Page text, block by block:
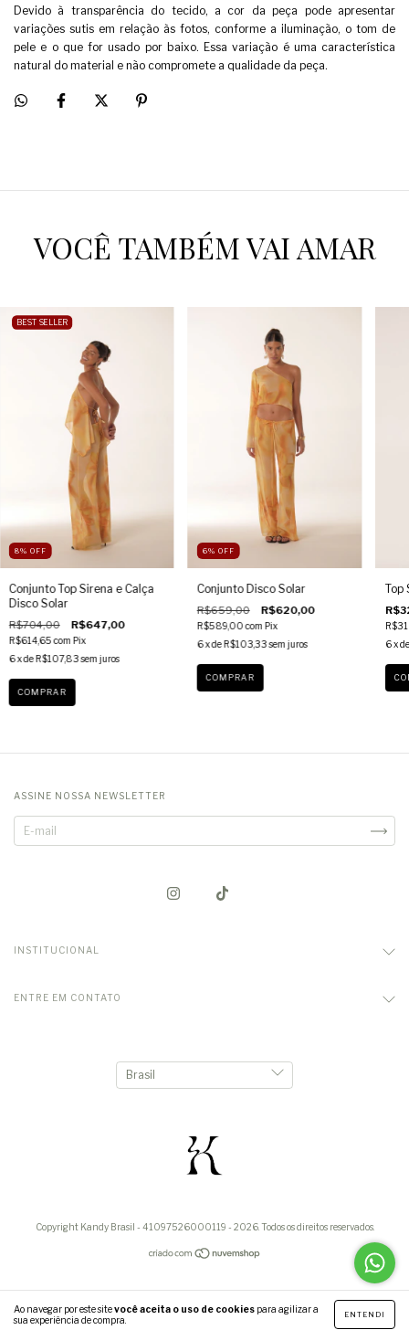
Ao navegar por este sitevocê aceita o uso de cookies para agilizar a
sua experiência de compra.
ENTENDI
Devido à transparência do tecido, a cor da peça pode apresentar
variações sutis em relação às fotos, conforme a iluminação, o tom de
pele e o que for usado por baixo. Essa variação é uma característica
natural do material e não compromete a qualidade da peça.
VOCÊ TAMBÉM VAI AMAR
BEST SELLER
8% OFF
Conjunto Top Sirena e Calça
Disco Solar
R$704,00 R$647,00
R$614,65com Pix
6x de R$107,83 sem juros
COMPRAR
6% OFF
Conjunto Disco Solar
R$659,00 R$620,00
R$589,00com Pix
6x de R$103,33 sem juros
COMPRAR
Top
6 x
ASSINE NOSSA NEWSLETTER
INSTITUCIONAL
ENTRE EM CONTATO
Copyright Kandy Brasil - 41097526000119 - 2026. Todos os direitos reservados.